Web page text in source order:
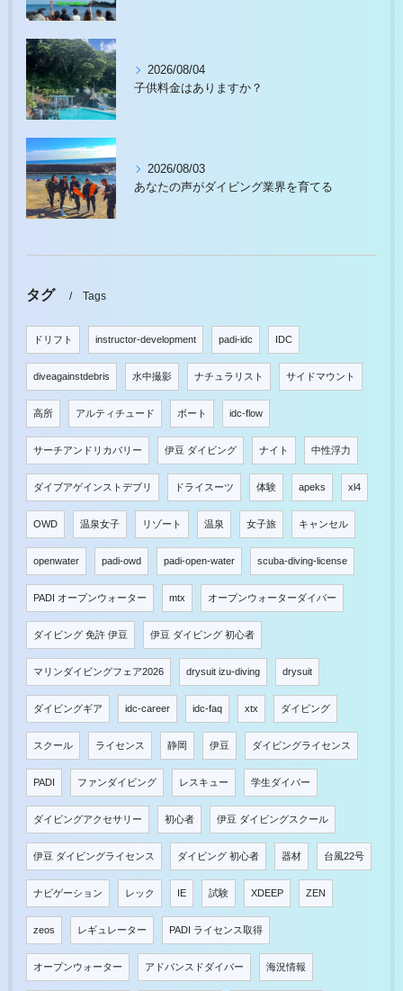
2026/08/04
子供料金はありますか？
2026/08/03
あなたの声がダイビング業界を育てる
タグ Tags
ドリフト instructor-development padi-idc IDC
diveagainstdebris 水中撮影 ナチュラリスト サイドマウント
高所 アルティチュード ボート idc-flow
サーチアンドリカバリー 伊豆 ダイビング ナイト 中性浮力
ダイブアゲインストデブリ ドライスーツ 体験 apeks xl4
OWD 温泉女子 リゾート 温泉 女子旅 キャンセル
openwater padi-owd padi-open-water scuba-diving-license
PADI オープンウォーター mtx オープンウォーターダイバー
ダイビング 免許 伊豆 伊豆 ダイビング 初心者
マリンダイビングフェア2026 drysuit izu-diving drysuit
ダイビングギア idc-career idc-faq xtx ダイビング
スクール ライセンス 静岡 伊豆 ダイビングライセンス
PADI ファンダイビング レスキュー 学生ダイバー
ダイビングアクセサリー 初心者 伊豆 ダイビングスクール
伊豆 ダイビングライセンス ダイビング 初心者 器材 台風22号
ナビゲーション レック IE 試験 XDEEP ZEN
zeos レギュレーター PADI ライセンス取得
オープンウォーター アドバンスドダイバー 海況情報